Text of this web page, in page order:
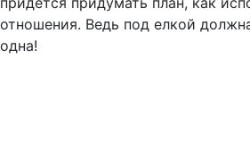
отношения. Ведь под елкой
одна!